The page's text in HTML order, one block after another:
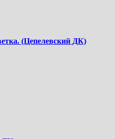
(Цепелевский ДК)